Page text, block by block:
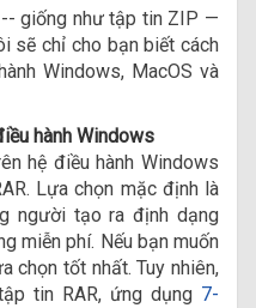
-- giống như tập tin ZIP —
sẽ chỉ cho bạn biết cách
Windows, MacOS và
hành Windows
hệ điều hành Windows
Lựa chọn mặc định là
người tạo ra định dạng
miễn phí. Nếu bạn muốn
chọn tốt nhất. Tuy nhiên,
tin RAR, ứng dụng 7-